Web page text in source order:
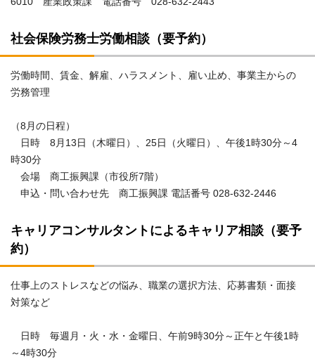
社会保険労務士労働相談（要予約）
労働時間、賃金、解雇、ハラスメント、雇い止め、事業主からの
労務管理
（8月の日程）
日時 8月13日（木曜日）、25日（火曜日）、午後1時30分～4
時30分
会場 商工振興課（市役所7階）
申込・問い合わせ先 商工振興課 電話番号 028-632-2446
キャリアコンサルタントによるキャリア相談（要予
約）
仕事上のストレスなどの悩み、職業の選択方法、応募書類・面接
対策など
日時 毎週月・火・水・金曜日、午前9時30分～正午と午後1時
～4時30分